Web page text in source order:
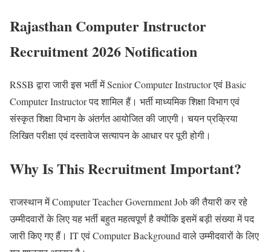
Rajasthan Computer Instructor
Recruitment 2026 Notification
RSSB द्वारा जारी इस भर्ती में Senior Computer Instructor एवं Basic
Computer Instructor पद शामिल हैं। भर्ती माध्यमिक शिक्षा विभाग एवं
संस्कृत शिक्षा विभाग के अंतर्गत आयोजित की जाएगी। चयन प्रक्रिया
लिखित परीक्षा एवं दस्तावेज सत्यापन के आधार पर पूरी होगी।
Why Is This Recruitment Important?
राजस्थान में Computer Teacher Government Job की तैयारी कर रहे
उम्मीदवारों के लिए यह भर्ती बहुत महत्वपूर्ण है क्योंकि इसमें बड़ी संख्या में पद
जारी किए गए हैं। IT एवं Computer Background वाले उम्मीदवारों के लिए